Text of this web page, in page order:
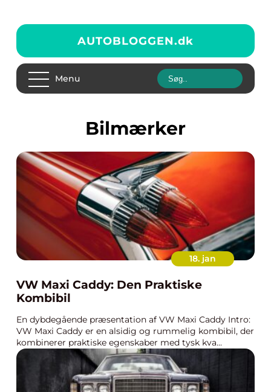
AUTOBLOGGEN.dk
Menu
Bilmærker
18. jan
VW Maxi Caddy: Den Praktiske
Kombibil
En dybdegående præsentation af VW Maxi Caddy Intro:
VW Maxi Caddy er en alsidig og rummelig kombibil, der
kombinerer praktiske egenskaber med tysk kva...